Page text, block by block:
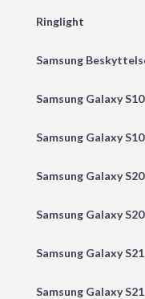
Ringlight
Samsung
Samsung Galaxy S10
Samsung Galaxy
Samsung Galaxy S20
Samsung Galaxy
Samsung Galaxy S21
Samsung Galaxy